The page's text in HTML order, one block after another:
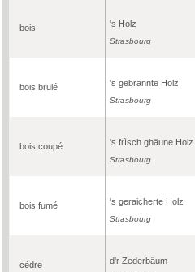
bois 's Holz
Strasbourg
bois brulé 's gebrannte Holz
Strasbourg
bois coupé 's frìsch ghäune Holz
Strasbourg
bois fumé 's geraicherte Holz
Strasbourg
cèdre d'r Zederbäum